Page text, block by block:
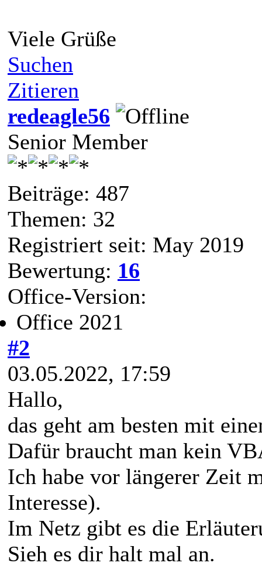
Viele Grüße
Suchen
Zitieren
redeagle56
Senior Member
Beiträge: 487
Themen: 32
Registriert seit: May 2019
Bewertung: 16
Office-Version:
Office 2021
#2
03.05.2022, 17:59
Hallo,
das geht am besten mit
Dafür braucht man kein
Ich habe vor längerer Zeit
Interesse).
Im Netz gibt es die
Sieh es dir halt mal an.